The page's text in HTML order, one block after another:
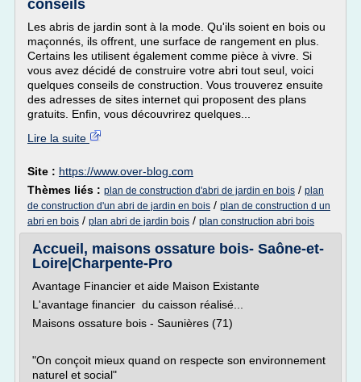
conseils
Les abris de jardin sont à la mode. Qu'ils soient en bois ou
maçonnés, ils offrent, une surface de rangement en plus.
Certains les utilisent également comme pièce à vivre. Si
vous avez décidé de construire votre abri tout seul, voici
quelques conseils de construction. Vous trouverez ensuite
des adresses de sites internet qui proposent des plans
gratuits. Enfin, vous découvrirez quelques...
Lire la suite
Site : https://www.over-blog.com
Thèmes liés : plan de construction d'abri de jardin en bois / plan
de construction d'un abri de jardin en bois / plan de construction d un
abri en bois / plan abri de jardin bois / plan construction abri bois
Accueil, maisons ossature bois- Saône-et-
Loire|Charpente-Pro
Avantage Financier et aide Maison Existante
L'avantage financier du caisson réalisé...
Maisons ossature bois - Saunières (71)
"On conçoit mieux quand on respecte son environnement
naturel et social"